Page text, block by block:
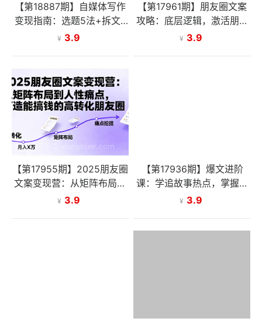
【第18887期】自媒体写作
变现指南：选题5法+拆文6
步+数据优化，单篇收益22
¥ 3.9
【第17961期】朋友圈文案
攻略：底层逻辑，激活朋友
圈，掌握人性，写出吸金好
¥ 3.9
【第17955期】2025朋友圈
文案变现营：从矩阵布局到
人性痛点，打造能搞钱的高
¥ 3.9
【第17936期】爆文进阶
课：学追故事热点，掌握关
键一步，解锁爆上加爆，产
¥ 3.9